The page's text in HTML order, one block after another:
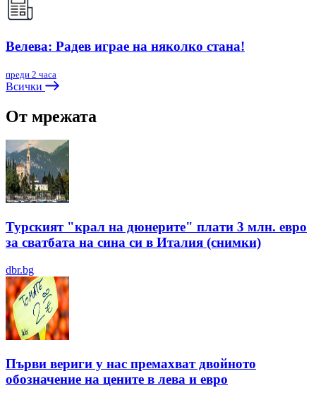
Велева: Радев играе на няколко стана!
преди 2 часа
Всички
От мрежата
Турският "крал на дюнерите" плати 3 млн. евро
за сватбата на сина си в Италия (снимки)
dbr.bg
Първи вериги у нас премахват двойното
обозначение на цените в лева и евро